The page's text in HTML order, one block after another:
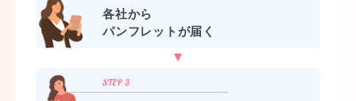
各社から
パンフレットが届く